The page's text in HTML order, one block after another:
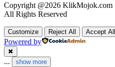
Copyright @2026 KlikMojok.com
All Rights Reserved
Customize Reject All Accept All
Powered by
✖
... show more